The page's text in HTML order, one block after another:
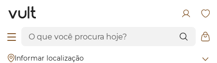
Informar localização